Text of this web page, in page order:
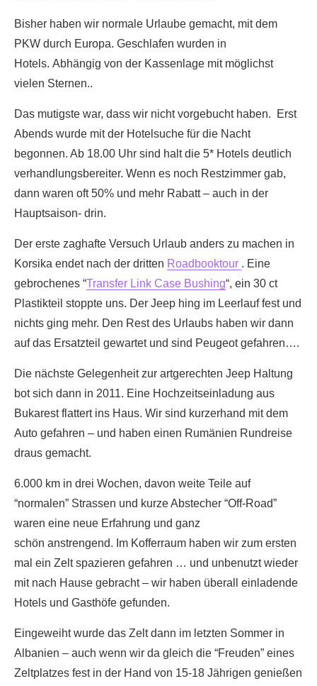
Bisher haben wir normale Urlaube gemacht, mit dem
PKW durch Europa. Geschlafen wurden in
Hotels. Abhängig von der Kassenlage mit möglichst
vielen Sternen..
Das mutigste war, dass wir nicht vorgebucht haben. Erst
Abends wurde mit der Hotelsuche für die Nacht
begonnen. Ab 18.00 Uhr sind halt die 5* Hotels deutlich
verhandlungsbereiter. Wenn es noch Restzimmer gab,
dann waren oft 50% und mehr Rabatt – auch in der
Hauptsaison- drin.
Der erste zaghafte Versuch Urlaub anders zu machen in
Korsika endet nach der dritten Roadbooktour . Eine
gebrochenes “Transfer Link Case Bushing“, ein 30 ct
Plastikteil stoppte uns. Der Jeep hing im Leerlauf fest und
nichts ging mehr. Den Rest des Urlaubs haben wir dann
auf das Ersatzteil gewartet und sind Peugeot gefahren….
Die nächste Gelegenheit zur artgerechten Jeep Haltung
bot sich dann in 2011. Eine Hochzeitseinladung aus
Bukarest flattert ins Haus. Wir sind kurzerhand mit dem
Auto gefahren – und haben einen Rumänien Rundreise
draus gemacht.
6.000 km in drei Wochen, davon weite Teile auf
“normalen” Strassen und kurze Abstecher “Off-Road”
waren eine neue Erfahrung und ganz
schön anstrengend. Im Kofferraum haben wir zum ersten
mal ein Zelt spazieren gefahren … und unbenutzt wieder
mit nach Hause gebracht – wir haben überall einladende
Hotels und Gasthöfe gefunden.
Eingeweiht wurde das Zelt dann im letzten Sommer in
Albanien – auch wenn wir da gleich die “Freuden” eines
Zeltplatzes fest in der Hand von 15-18 Jährigen genießen